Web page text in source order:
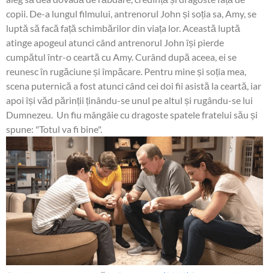
copii. De-a lungul filmului, antrenorul John și soția sa, Amy, se
luptă să facă față schimbărilor din viața lor. Această luptă
atinge apogeul atunci când antrenorul John își pierde
cumpătul într-o ceartă cu Amy. Curând după aceea, ei se
reunesc în rugăciune și împăcare. Pentru mine și soția mea,
scena puternică a fost atunci când cei doi fii asistă la ceartă, iar
apoi își văd părinții ținându-se unul pe altul și rugându-se lui
Dumnezeu. Un fiu mângâie cu dragoste spatele fratelui său și
spune: "Totul va fi bine".